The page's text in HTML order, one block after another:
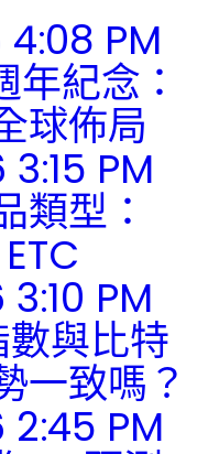
PM
紀念：
球佈局
PM
類型：
PM
與比特
一致嗎？
PM